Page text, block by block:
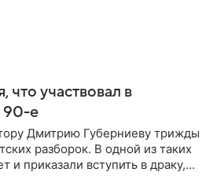
участвовал в
90-е
Дмитрию Губерниеву трижды
разборок. В одной из таких
приказали вступить в драку,